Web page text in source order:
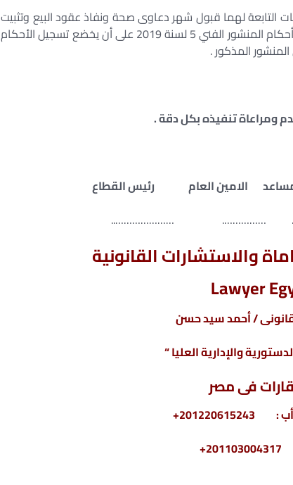
التابعة لهما قبول شهر دعاوى صحة ونفاذ عقود البيع وتثبيت
الملكية عند اختصام الجهة صاحبة الولاية وذلك استثناء من أحكام المنشور الفني 5 لسنة 2019 على أن يخضع تسجيل الأحكام
المذكور .
ومراعاة تنفيذه بكل دقة .
الامين العام رئيس القطاع
………………………………….
والاستشارات القانونية
Lawyer
/ أحمد سيد حسن
والإدارية العليا “
فى مصر